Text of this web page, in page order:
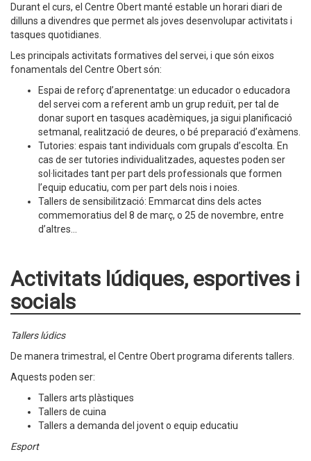
Durant el curs, el Centre Obert manté estable un horari diari de
dilluns a divendres que permet als joves desenvolupar activitats i
tasques quotidianes.
Les principals activitats formatives del servei, i que són eixos
fonamentals del Centre Obert són:
Espai de reforç d’aprenentatge: un educador o educadora
del servei com a referent amb un grup reduït, per tal de
donar suport en tasques acadèmiques, ja sigui planificació
setmanal, realització de deures, o bé preparació d’exàmens.
Tutories: espais tant individuals com grupals d’escolta. En
cas de ser tutories individualitzades, aquestes poden ser
sol·licitades tant per part dels professionals que formen
l’equip educatiu, com per part dels nois i noies.
Tallers de sensibilització: Emmarcat dins dels actes
commemoratius del 8 de març, o 25 de novembre, entre
d’altres...
Activitats lúdiques, esportives i
socials
Tallers lúdics
De manera trimestral, el Centre Obert programa diferents tallers.
Aquests poden ser:
Tallers arts plàstiques
Tallers de cuina
Tallers a demanda del jovent o equip educatiu
Esport